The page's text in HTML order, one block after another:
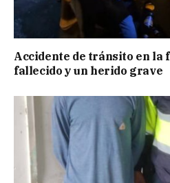
Accidente de tránsito en la
fallecido y un herido grave